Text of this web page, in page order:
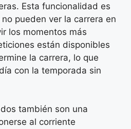
Esta funcionalidad es
pueden ver la carrera en
los momentos más
están disponibles
la carrera, lo que
con la temporada sin
también son una
al corriente